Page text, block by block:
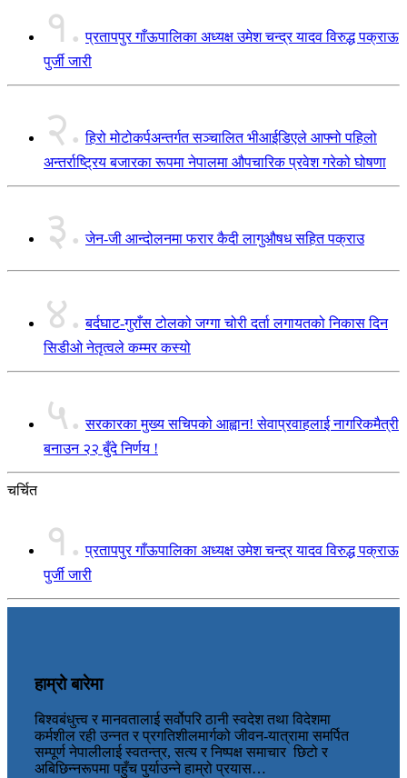
१. प्रतापपुर गाँऊपालिका अध्यक्ष उमेश चन्द्र यादव विरुद्ध पक्राऊ
पुर्जी जारी
२. हिरो मोटोकर्पअन्तर्गत सञ्चालित भीआईडिएले आफ्नो पहिलो
अन्तर्राष्ट्रिय बजारका रूपमा नेपालमा औपचारिक प्रवेश गरेको घोषणा
३. जेन-जी आन्दोलनमा फरार कैदी लागुऔषध सहित पक्राउ
४. बर्दघाट-गुराँस टोलको जग्गा चोरी दर्ता लगायतको निकास दिन
सिडीओ नेतृत्वले कम्मर कस्यो
५. सरकारका मुख्य सचिपको आह्वान! सेवाप्रवाहलाई नागरिकमैत्री
बनाउन २२ बुँदे निर्णय !
चर्चित
१. प्रतापपुर गाँऊपालिका अध्यक्ष उमेश चन्द्र यादव विरुद्ध पक्राऊ
पुर्जी जारी
हाम्रो बारेमा
बिश्वबंधुत्त्व र मानवतालाई सर्वोपरि ठानी स्वदेश तथा विदेशमा
कर्मशील रही उन्नत र प्रगतिशीलमार्गको जीवन-यात्रामा समर्पित
सम्पूर्ण नेपालीलाई स्वतन्त्र, सत्य र निष्पक्ष समाचार छिटो र
अबिछिन्नरूपमा पहुँच पुर्याउन्ने हाम्रो प्रयास…